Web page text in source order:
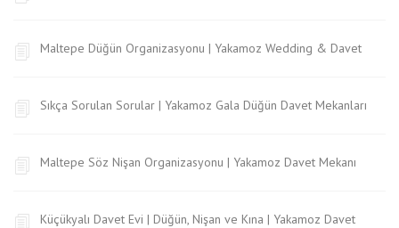
Maltepe Düğün Organizasyonu | Yakamoz Wedding & Davet
Sıkça Sorulan Sorular | Yakamoz Gala Düğün Davet Mekanları
Maltepe Söz Nişan Organizasyonu | Yakamoz Davet Mekanı
Küçükyalı Davet Evi | Düğün, Nişan ve Kına | Yakamoz Davet